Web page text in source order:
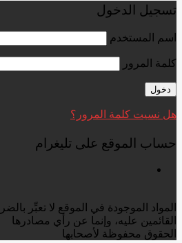
تسجيل الدخول
اسم المستخدم
كلمة المرور
هل نسيت كلمة المرور؟
حساب الموقع على تليغرام
المواد الموجودة في الموقع لا تعبِّر
القائمين عليه، وإنما عن رأي مصادرها
الحقوق محفوظة لأصحابها